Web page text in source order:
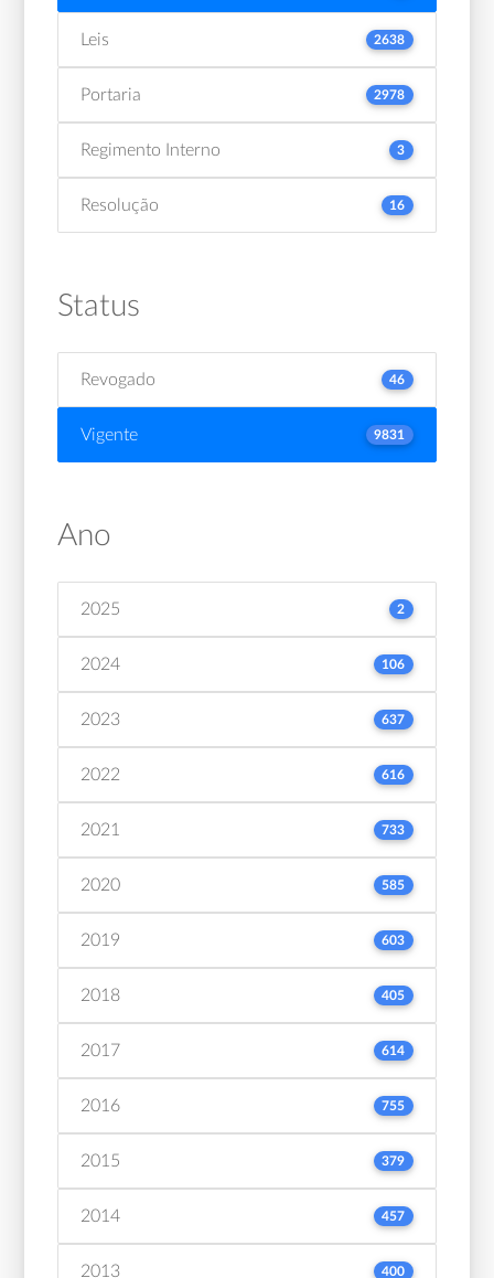
Leis 2638
Portaria 2978
Regimento Interno 3
Resolução 16
Status
Revogado 46
Vigente 9831
Ano
2025 2
2024 106
2023 637
2022 616
2021 733
2020 585
2019 603
2018 405
2017 614
2016 755
2015 379
2014 457
2013 400